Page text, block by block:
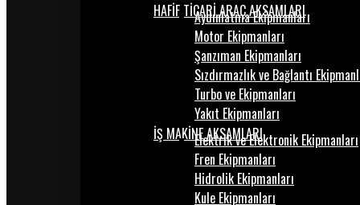
HAFİF TİCARİ ARAÇ AKSAMLARI
Aydınlatma Ekipmanları
Motor Ekipmanları
Şanzıman Ekipmanları
Sızdırmazlık ve Bağlantı
Turbo ve Ekipmanları
Yakıt Ekipmanları
İŞ MAKİNE AKSAMLARI
Elektrik ve Elektronik Ekipmanları
Fren Ekipmanları
Hidrolik Ekipmanları
Kule Ekipmanları